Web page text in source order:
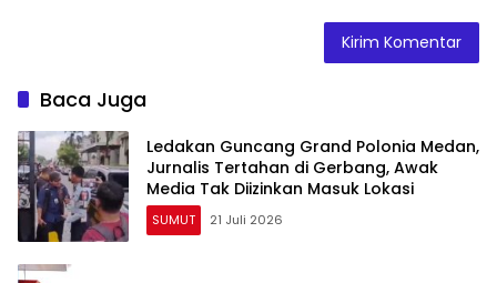
Baca Juga
Ledakan Guncang Grand Polonia Medan,
Jurnalis Tertahan di Gerbang, Awak
Media Tak Diizinkan Masuk Lokasi
SUMUT 21 Juli 2026